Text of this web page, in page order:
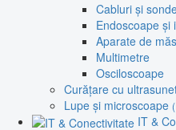
Cabluri și
Endoscoape și
Aparate de
Multimetre
Osciloscoape
Curățare cu
Lupe și microscoape
IT &